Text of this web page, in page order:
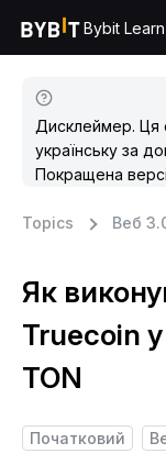
Bybit Learn
Дисклеймер. Ця
українську за
Покращена
Topics Веб
Як
Truecoin у
TON
Початковий